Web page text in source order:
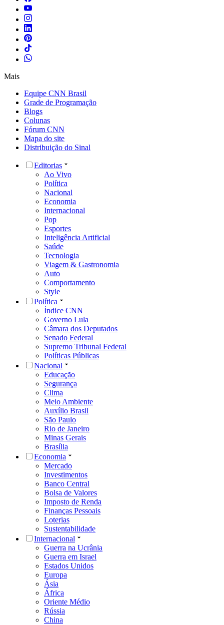
Mais
Equipe CNN Brasil
Grade de Programação
Blogs
Colunas
Fórum CNN
Mapa do site
Distribuição do Sinal
Editorias
Ao Vivo
Política
Nacional
Economia
Internacional
Pop
Esportes
Inteligência Artificial
Saúde
Tecnologia
Viagem & Gastronomia
Auto
Comportamento
Style
Política
Índice CNN
Governo Lula
Câmara dos Deputados
Senado Federal
Supremo Tribunal Federal
Políticas Públicas
Nacional
Educação
Segurança
Clima
Meio Ambiente
Auxílio Brasil
São Paulo
Rio de Janeiro
Minas Gerais
Brasília
Economia
Mercado
Investimentos
Banco Central
Bolsa de Valores
Imposto de Renda
Finanças Pessoais
Loterias
Sustentabilidade
Internacional
Guerra na Ucrânia
Guerra em Israel
Estados Unidos
Europa
Ásia
África
Oriente Médio
Rússia
China